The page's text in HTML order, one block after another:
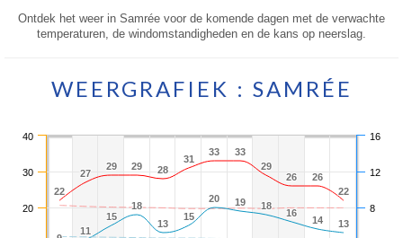
Ontdek het weer in Samrée voor de komende dagen met de verwachte
temperaturen, de windomstandigheden en de kans op neerslag.
WEERGRAFIEK : SAMRÉE
22
22
27
27
29
29 29
29 28
28
31
31
33
33 33
33
29
29
26
26 26
26
22
22
11
11
15
15
18
18
13
13
15
15
20
20 19
19 18
18
16
16
14
14 13
13
20
30
40
8
12
16